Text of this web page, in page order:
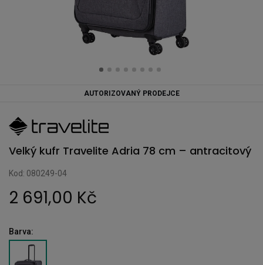
AUTORIZOVANÝ PRODEJCE
Velký kufr Travelite Adria 78 cm – antracitový
Kod: 080249-04
2 691,00 Kč
Barva: